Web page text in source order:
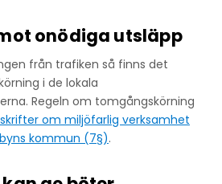
onödiga utsläpp
från trafiken så finns det
i de lokala
Regeln om tomgångskörning
om miljöfarlig verksamhet
kommun (7§).